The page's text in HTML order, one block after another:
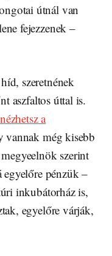
útnál van
fejezzenek –
szeretnének
aszfaltos úttal is.
a
vannak még kisebb
szerint
egyelőre pénzük –
inkubátorház is,
egyelőre várják,